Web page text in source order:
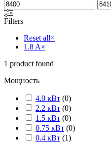
Filters
Reset all×
1.8 A×
1 product found
Мощность
4.0 кВт (0)
2.2 кВт (0)
1.5 кВт (0)
0.75 кВт (0)
0.4 кВт (1)